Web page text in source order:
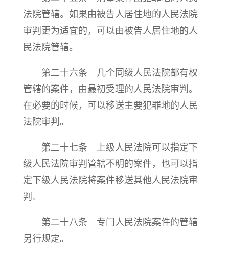
法院管辖。如果由被告人居住地的人民法院
审判更为适宜的，可以由被告人居住地的人
民法院管辖。
第二十六条 几个同级人民法院都有权
管辖的案件，由最初受理的人民法院审判。
在必要的时候，可以移送主要犯罪地的人民
法院审判。
第二十七条 上级人民法院可以指定下
级人民法院审判管辖不明的案件，也可以指
定下级人民法院将案件移送其他人民法院审
判。
第二十八条 专门人民法院案件的管辖
另行规定。